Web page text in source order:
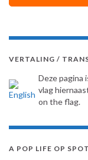
VERTALING /
Deze pagina
vlag
on the flag.
A POP LIFE OP